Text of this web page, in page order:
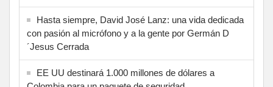
Hasta siempre, David José Lanz: una vida dedicada
con pasión al micrófono y a la gente por Germán D
´Jesus Cerrada
EE UU destinará 1.000 millones de dólares a